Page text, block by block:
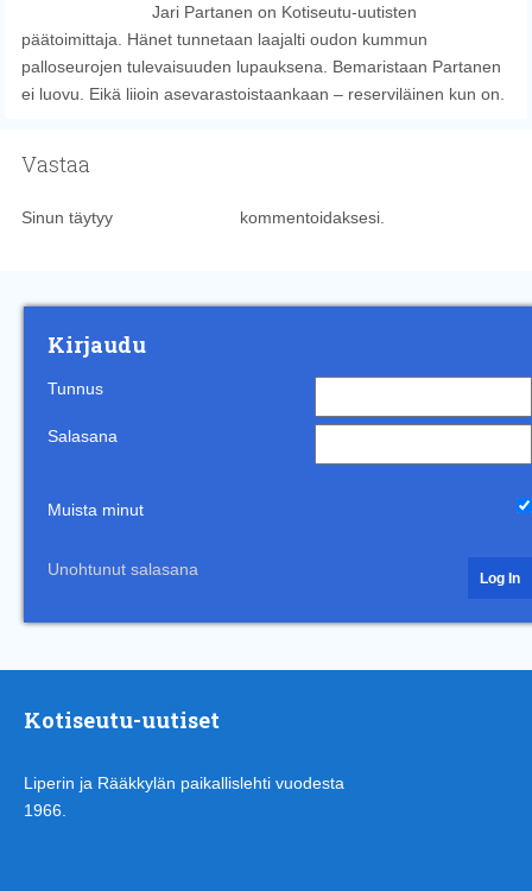
Jari Partanen on Kotiseutu-uutisten
päätoimittaja. Hänet tunnetaan laajalti oudon kummun
palloseurojen tulevaisuuden lupauksena. Bemaristaan Partanen
ei luovu. Eikä liioin asevarastoistaankaan – reserviläinen kun on.
Vastaa
Sinun täytyy kommentoidaksesi.
Kirjaudu
Tunnus
Salasana
Muista minut
Unohtunut salasana
Kotiseutu-uutiset
Liperin ja Rääkkylän paikallislehti vuodesta
1966.